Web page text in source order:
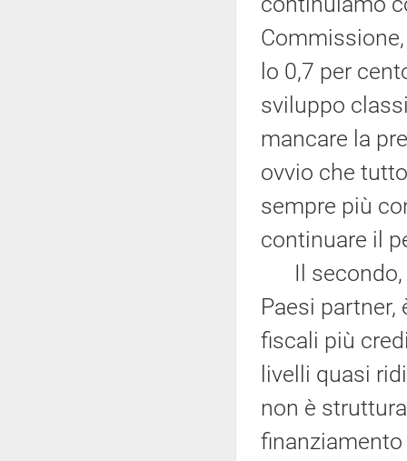
lo 0,7 per
sviluppo
mancare la
ovvio che
sempre più
continuare il
Il secondo,
Paesi
fiscali più
livelli quasi
non è